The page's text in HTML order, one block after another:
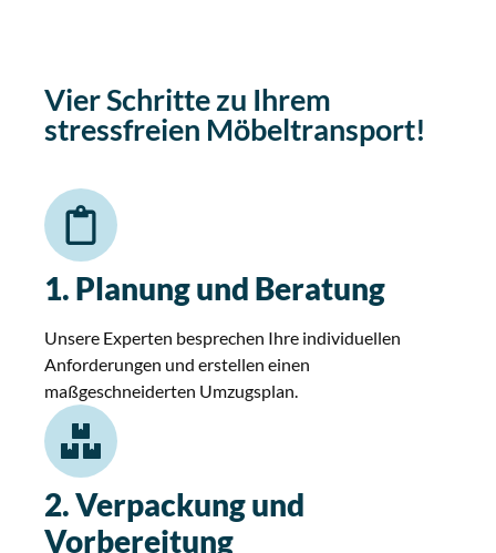
Vier Schritte zu Ihrem
stressfreien Möbeltransport!
1. Planung und Beratung
Unsere Experten besprechen Ihre individuellen
Anforderungen und erstellen einen
maßgeschneiderten Umzugsplan.
2. Verpackung und
Vorbereitung